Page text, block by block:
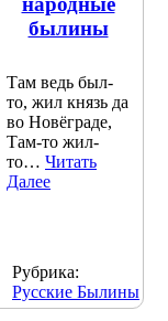
былины
Там ведь был-
то, жил князь да
во Новёграде,
Там-то жил-
то… Читать
Далее
Рубрика:
Русские Былины